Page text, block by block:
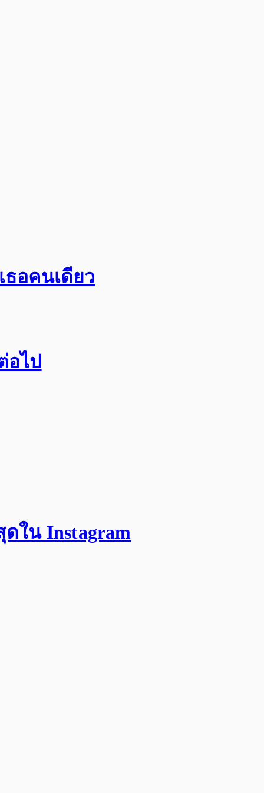
ธอคนเดียว
อไป
ใน Instagram